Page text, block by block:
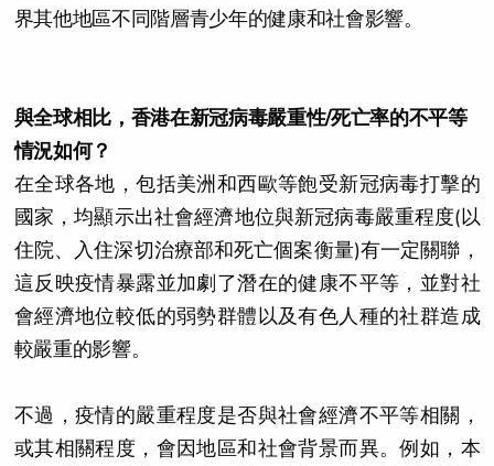
界其他地區不同階層青少年的健康和社會影響。
與全球相比，香港在新冠病毒嚴重性/死亡率的不平等
情況如何？
在全球各地，包括美洲和西歐等飽受新冠病毒打擊的
國家，均顯示出社會經濟地位與新冠病毒嚴重程度(以
住院、入住深切治療部和死亡個案衡量)有一定關聯，
這反映疫情暴露並加劇了潛在的健康不平等，並對社
會經濟地位較低的弱勢群體以及有色人種的社群造成
較嚴重的影響。
不過，疫情的嚴重程度是否與社會經濟不平等相關，
或其相關程度，會因地區和社會背景而異。例如，本